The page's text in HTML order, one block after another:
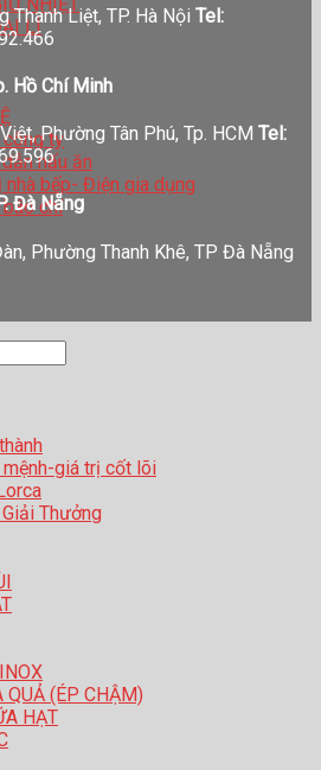
LÍ
ty
nấu ăn
nhà bếp- Điện gia dụng
chí
Thanh Liệt, TP. Hà Nội Tel:
Hồ Chí Minh
Phường Tân Phú, Tp. HCM Tel:
Đà Nẵng
Phường Thanh Khê, TP Đà Nẵng
giá trị cốt lõi
Thưởng
QUẢ (ÉP CHẬM)
HẠT